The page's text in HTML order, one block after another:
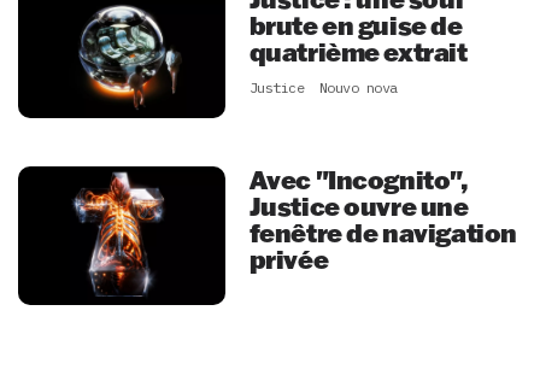
brute en guise de
quatrième extrait
Justice Nouvo nova
Avec "Incognito",
Justice ouvre une
fenêtre de navigation
privée